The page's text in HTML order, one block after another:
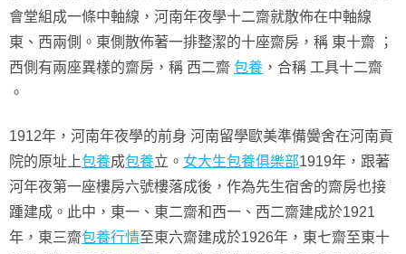
會堂組成一條中軸線，河南年夜學十二齋就散佈在中軸線
東、西兩側。東側散佈著一排整潔的十座齋房，稱 東十齋 ；
西側有兩座異樣的齋房，稱 西二齋 包養 ，合稱 工具十二齋
。
1912年，河南年夜學的前身 河南留學歐美準備黌舍在河南貢
院的原址上包養成包養立。 女大生包養俱樂部1919年，跟著
河年夜第一座樓房六號樓落成後，作為先生宿舍的齋房也接
踵建成。此中，東一、東二齋和西一、西二齋建成於1921
年，東三齋包養行情至東六齋建成於1926年，東七齋至東十